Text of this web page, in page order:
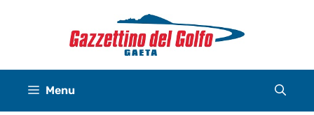
Menu